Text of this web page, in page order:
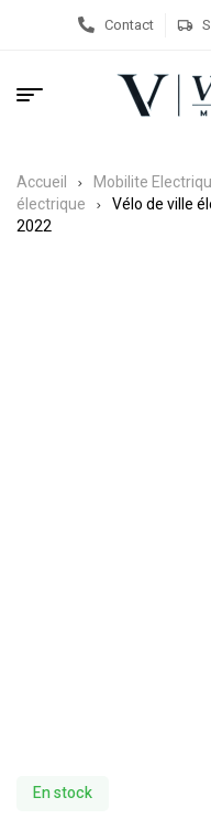
Contact
Accueil Mobilite
électrique
Vélo de ville
2022
En stock